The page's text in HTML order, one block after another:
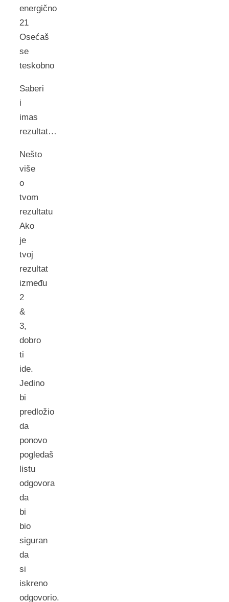
energično
21
Osećaš
se
teskobno
Saberi
i
imas
rezultat…
Nešto
više
o
tvom
rezultatu
Ako
je
tvoj
rezultat
između
2
&
3,
dobro
ti
ide.
Jedino
bi
predložio
da
ponovo
pogledaš
listu
odgovora
da
bi
bio
siguran
da
si
iskreno
odgovorio.